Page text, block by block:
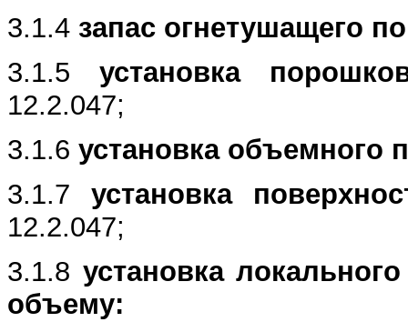
3.1.4 запас огнетушащего
3.1.5 установка
12.2.047;
3.1.6 установка объемного
3.1.7 установка
12.2.047;
3.1.8 установка
объему: